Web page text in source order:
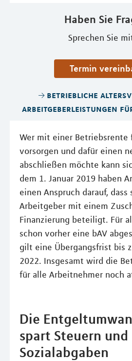
Haben Sie
Sprechen Sie
Termin
betriebliche
arbeitgeberleistungen
Wer mit einer Betriebsrente
vorsorgen und dafür einen
abschließen möchte kann
dem 1. Januar 2019 haben
einen Anspruch darauf, dass
Arbeitgeber mit einem
Finanzierung beteiligt. Für
schon vorher eine bAV
gilt eine Übergangsfrist bis
2022. Insgesamt wird die
für alle Arbeitnehmer noch
Die
spart Steuern und
Sozialabgaben